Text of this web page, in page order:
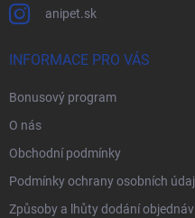
anipet.sk
INFORMACE PRO VÁS
Bonusový program
O nás
Obchodní podmínky
Podmínky ochrany osobních
Způsoby a lhůty dodání